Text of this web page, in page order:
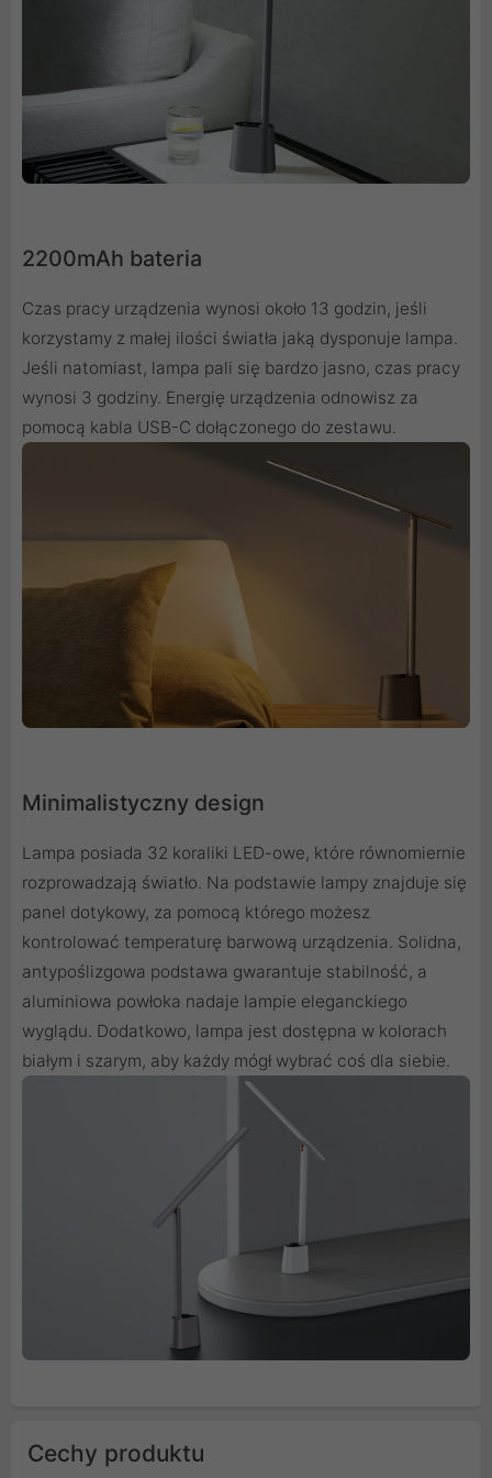
2200mAh bateria
Czas pracy urządzenia wynosi około 13 godzin, jeśli
korzystamy z małej ilości światła jaką dysponuje lampa.
Jeśli natomiast, lampa pali się bardzo jasno, czas pracy
wynosi 3 godziny. Energię urządzenia odnowisz za
pomocą kabla USB-C dołączonego do zestawu.
Minimalistyczny design
Lampa posiada 32 koraliki LED-owe, które równomiernie
rozprowadzają światło. Na podstawie lampy znajduje się
panel dotykowy, za pomocą którego możesz
kontrolować temperaturę barwową urządzenia. Solidna,
antypoślizgowa podstawa gwarantuje stabilność, a
aluminiowa powłoka nadaje lampie eleganckiego
wyglądu. Dodatkowo, lampa jest dostępna w kolorach
białym i szarym, aby każdy mógł wybrać coś dla siebie.
Cechy produktu